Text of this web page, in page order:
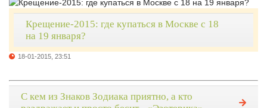
Крещение-2015: где купаться в Москве с 18
на 19 января?
18-01-2015, 23:51
С кем из Знаков Зодиака приятно, а кто